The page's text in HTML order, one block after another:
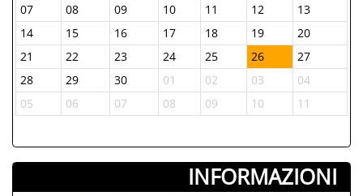
07
08 09 10 11 12
13
14
15 16 17 18 19
20
21
22 23 24 25 26
27
28
29 30 01 02 03
04
05
06 07 08 09 10 11
INFORMAZIONI ­